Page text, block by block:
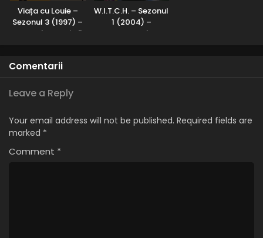
Viața cu Louie –
Sezonul 3 (1997) –
Dublat în Română
W.I.T.C.H. – Sezonul
1 (2004) –
Subtitrat în
Comentarii
Leave a Reply
Your email address will not be published. Required fields are
marked *
Comment *